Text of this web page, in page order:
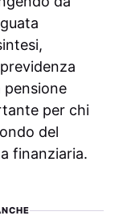
pensione
per chi
del
finanziaria.